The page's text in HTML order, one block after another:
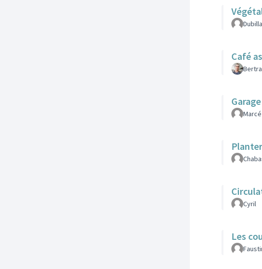
Café
Marcé
Cyril
Les